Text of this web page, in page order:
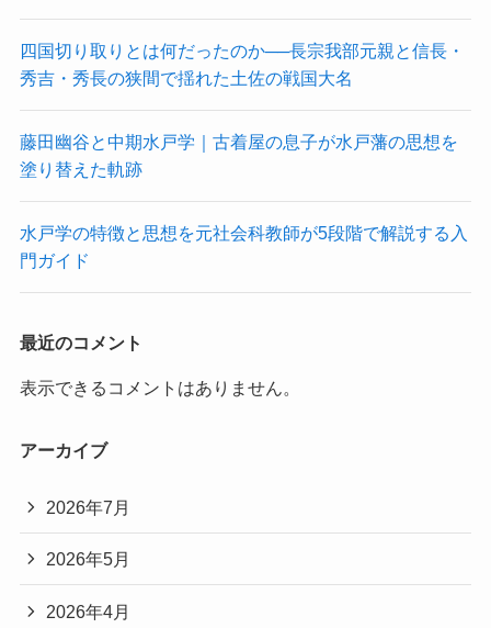
四国切り取りとは何だったのか──長宗我部元親と信長・
秀吉・秀長の狭間で揺れた土佐の戦国大名
藤田幽谷と中期水戸学｜古着屋の息子が水戸藩の思想を
塗り替えた軌跡
水戸学の特徴と思想を元社会科教師が5段階で解説する入
門ガイド
最近のコメント
表示できるコメントはありません。
アーカイブ
2026年7月
2026年5月
2026年4月